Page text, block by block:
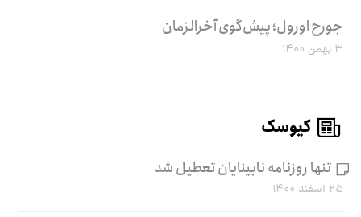
جورج اورول؛ پیش‌گوی آخرالزمان
۳ بهمن ۱۴۰۰
کیوسک
تنها روزنامه نابینایان تعطیل شد
۲۵ اسفند ۱۴۰۰